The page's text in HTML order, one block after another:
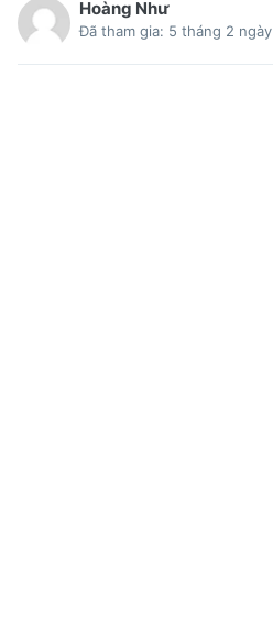
Hoàng Như
Đã tham gia: 5 tháng 2 ngày